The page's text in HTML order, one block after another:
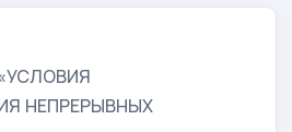
НЕПРЕРЫВНЫХ